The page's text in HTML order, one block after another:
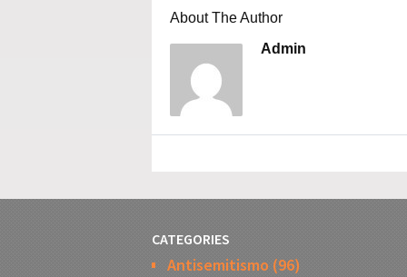
About The Author
Admin
CATEGORIES
Antisemitismo (96)